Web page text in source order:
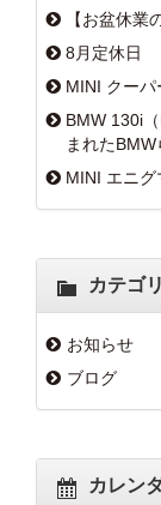
【お盆休業
8月定休日
MINI クーパ
BMW 130i
まれたBMW
MINI エニ
カテゴ
お知らせ
ブログ
カレン